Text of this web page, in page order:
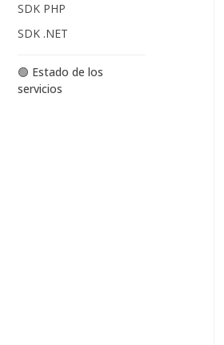
SDK PHP
SDK .NET
🟢 Estado de los
servicios